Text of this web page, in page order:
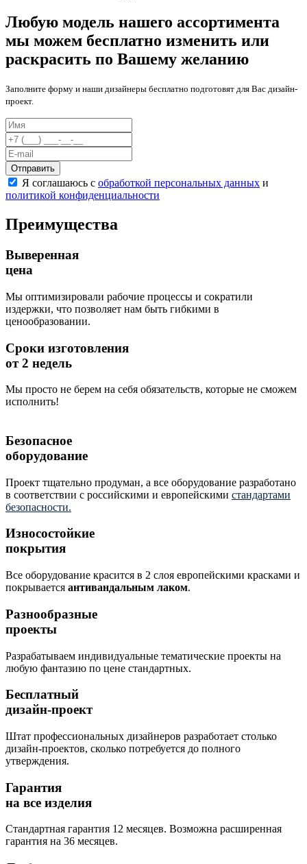
Любую модель нашего ассортимента
мы можем бесплатно изменить или
раскрасить по Вашему желанию
Заполните форму и наши дизайнеры бесплатно подготовят для Вас дизайн-
проект.
Отправить
Я соглашаюсь с обработкой персональных данных и
политикой конфиденциальности
Преимущества
Выверенная
цена
Мы оптимизировали рабочие процессы и сократили
издержки, что позволяет нам быть гибкими в
ценообразовании.
Сроки изготовления
от 2 недель
Мы просто не берем на себя обязательств, которые не сможем
исполнить!
Безопасное
оборудование
Проект тщательно продуман, а все оборудование разработано
в соответствии с российскими и европейскими стандартами
безопасности.
Износостойкие
покрытия
Все оборудование красится в 2 слоя европейскими красками и
покрывается антивандальным лаком.
Разнообразные
проекты
Разрабатываем индивидуальные тематические проекты на
любую фантазию по цене стандартных.
Бесплатный
дизайн-проект
Штат профессиональных дизайнеров разработает столько
дизайн-проектов, сколько потребуется до полного
утверждения.
Гарантия
на все изделия
Стандартная гарантия 12 месяцев. Возможна расширенная
гарантия на 36 месяцев.